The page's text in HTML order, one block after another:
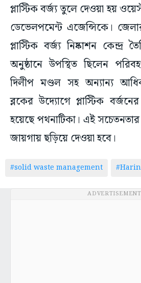
প্লাস্টিক বর্জ্য তুলে দেওয়া হয়
ডেভেলপমেন্ট এজেন্সিকে।
প্লাস্টিক বর্জ্য নিষ্কাশন কেন্দ্র
অনুষ্ঠানে উপস্থিত ছিলেন
দিলীপ মণ্ডল সহ অন্যান্য
ব্লকের উদ্যোগে প্লাস্টিক
হয়েছে পথনাটিকা। এই
জায়গায় ছড়িয়ে দেওয়া হবে।
#solid waste management
ADVERTISEMENT